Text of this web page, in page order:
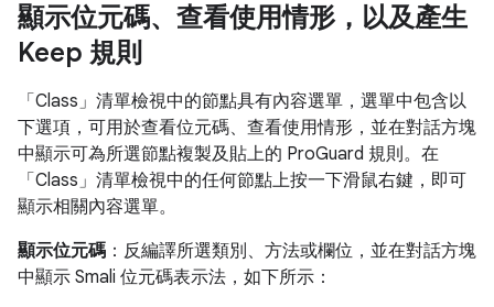
顯示位元碼、查看使用情形，以及產生
Keep 規則
「Class」 清單檢視中的節點具有內容選單，選單中包含以
下選項，可用於查看位元碼、查看使用情形，並在對話方塊
中顯示可為所選節點複製及貼上的 ProGuard 規則。在
「Class」 清單檢視中的任何節點上按一下滑鼠右鍵，即可
顯示相關內容選單。
顯示位元碼 ：反編譯所選類別、方法或欄位，並在對話方塊
中顯示 Smali 位元碼表示法，如下所示：